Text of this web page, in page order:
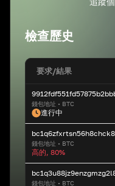
檢查歷史
要求/結果
錢包地址 • BTC
進行中
錢包地址 • BTC
高的, 80%
錢包地址 • BTC